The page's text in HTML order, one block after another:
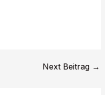
Next Beitrag →